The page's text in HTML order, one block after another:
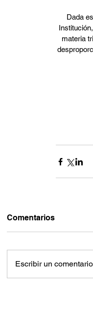
Dada
materia
Comentarios
Escribir un